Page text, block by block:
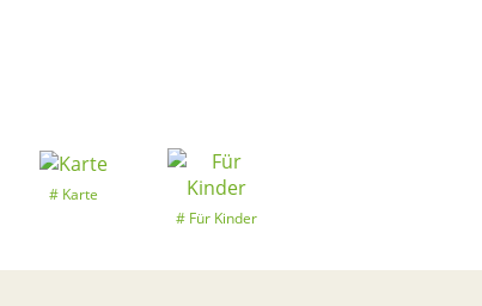
Karte
Für Kinder